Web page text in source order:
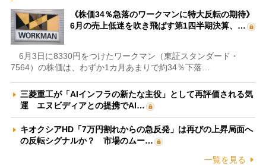
《株価34％急落のワークマンに特大反転の期待》
6月の売上低迷を吹き飛ばす第1四半期決算、…
6月3日に8330円をつけたワークマン（東証スタンダード・
7564）の株価は、わずか1カ月あまりで約34％下落…
三菱重工が「AIインフラの新たな主役」として再評価される気
運 エヌビディアとの提携でAI…
キオクシアHD「7万円割れからの急反発」は再びの上昇局面へ
の反転シグナルか？ 市場のムー…
一覧を見る